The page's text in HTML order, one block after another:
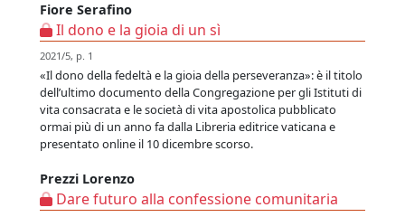
Fiore Serafino
Il dono e la gioia di un sì
2021/5, p. 1
«Il dono della fedeltà e la gioia della perseveranza»: è il titolo
dell’ultimo documento della Congregazione per gli Istituti di
vita consacrata e le società di vita apostolica pubblicato
ormai più di un anno fa dalla Libreria editrice vaticana e
presentato online il 10 dicembre scorso.
Prezzi Lorenzo
Dare futuro alla confessione comunitaria